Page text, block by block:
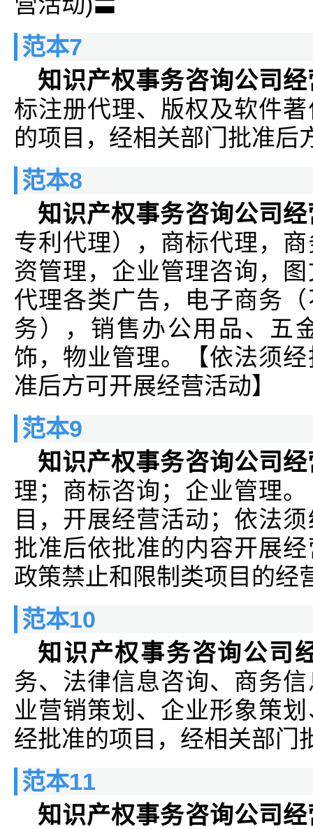
范本7
知识产权事务咨询公司
标注册代理、版权及软件
的项目，经相关部门批准后
范本8
知识产权事务咨询公司
专利代理），商标代理，
资管理，企业管理咨询，
代理各类广告，电子商务
务），销售办公用品、五
饰，物业管理。【依法须
准后方可开展经营活动】
范本9
知识产权事务咨询公司
理；商标咨询；企业管理
目，开展经营活动；依法
批准后依批准的内容开展
政策禁止和限制类项目的经
范本10
知识产权事务咨询公司
务、法律信息咨询、商务
业营销策划、企业形象策
经批准的项目，经相关部门
范本11
知识产权事务咨询公司